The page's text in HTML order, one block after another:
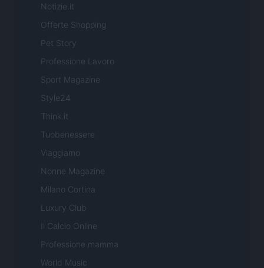
Notizie.it
Offerte Shopping
Pet Story
Professione Lavoro
Sport Magazine
Style24
Think.it
Tuobenessere
Viaggiamo
Nonne Magazine
Milano Cortina
Luxury Club
Il Calcio Online
Professione mamma
World Music